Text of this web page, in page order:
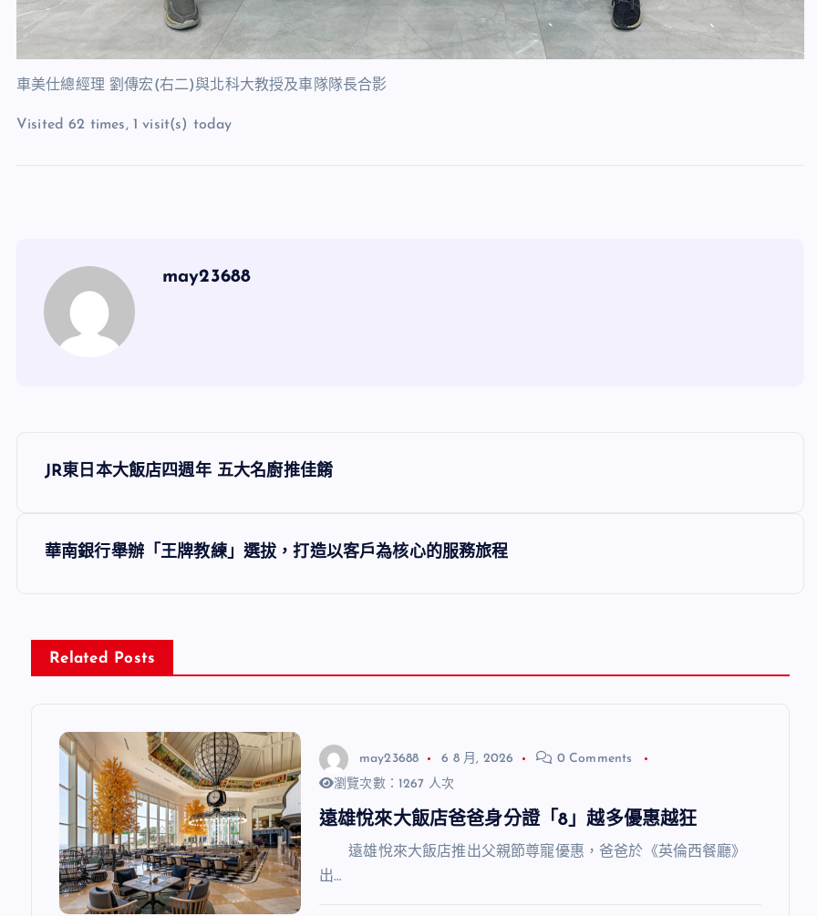
車美仕總經理 劉傳宏(右二)與北科大教授及車隊隊長合影
Visited 62 times, 1 visit(s) today
may23688
文
導
JR東日本大飯店四週年 五大名廚推佳餚
華南銀行舉辦「王牌教練」選拔，打造以客戶為核心的服務旅程
Related Posts
may23688 6 8 月, 2026
0 Comments
瀏覽次數：1267 人次
遠雄悅來大飯店爸爸身分證「8」越多優惠越狂
遠雄悅來大飯店推出父親節尊寵優惠，爸爸於《英倫西餐廳》
出…